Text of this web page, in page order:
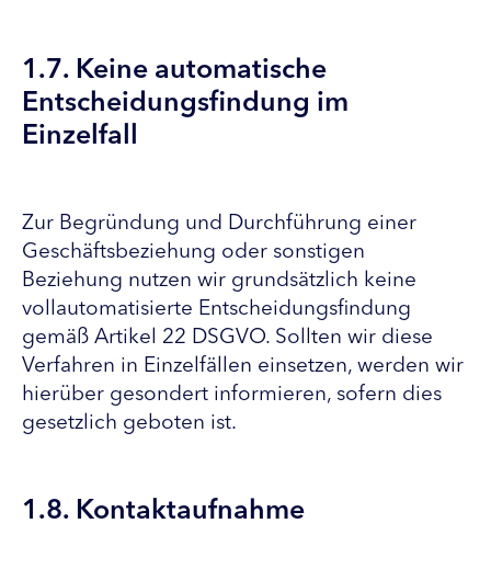
1.7. Keine automatische
Entscheidungsfindung im
Einzelfall
Zur Begründung und Durchführung einer
Geschäftsbeziehung oder sonstigen
Beziehung nutzen wir grundsätzlich keine
vollautomatisierte Entscheidungsfindung
gemäß Artikel 22 DSGVO. Sollten wir diese
Verfahren in Einzelfällen einsetzen, werden wir
hierüber gesondert informieren, sofern dies
gesetzlich geboten ist.
1.8. Kontaktaufnahme